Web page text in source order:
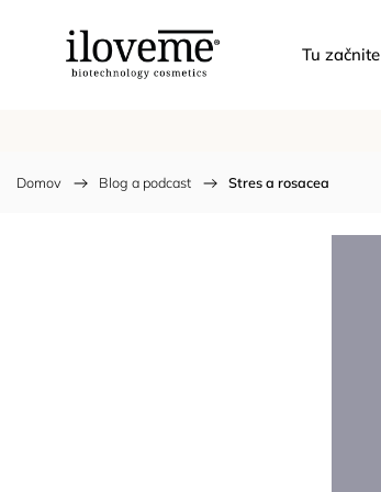
Tu začnite
Domov / Blog a podcast / Stres a rosacea